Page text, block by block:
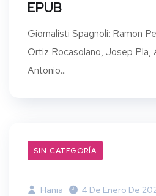
EPUB
Giornalisti Spagnoli: Ramon
Ortiz Rocasolano, Josep Pla,
Antonio...
SIN CATEGORÍA
Hania 4 De Enero De